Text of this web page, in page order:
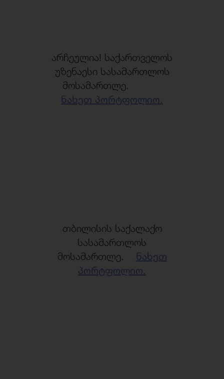
არჩეულია! საქართველოს
უზენაესი სასამართლოს
მოსამართლე.
ნახეთ პორტფოლიო.
თბილისის საქალაქო
სასამართლოს
მოსამართლე. ნახეთ
პორტფოლიო.